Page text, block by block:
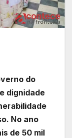
do
dignidade
No ano
de 50 mil